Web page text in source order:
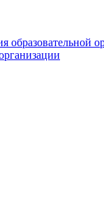
образовательной